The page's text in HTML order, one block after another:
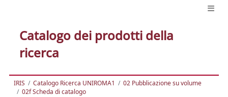
Catalogo dei prodotti della
ricerca
IRIS Catalogo Ricerca UNIROMA1
02 Pubblicazione su volume
02f Scheda di catalogo